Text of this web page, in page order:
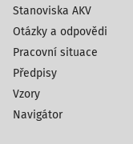
Stanoviska AKV
Otázky a odpovědi
Pracovní situace
Předpisy
Vzory
Navigátor